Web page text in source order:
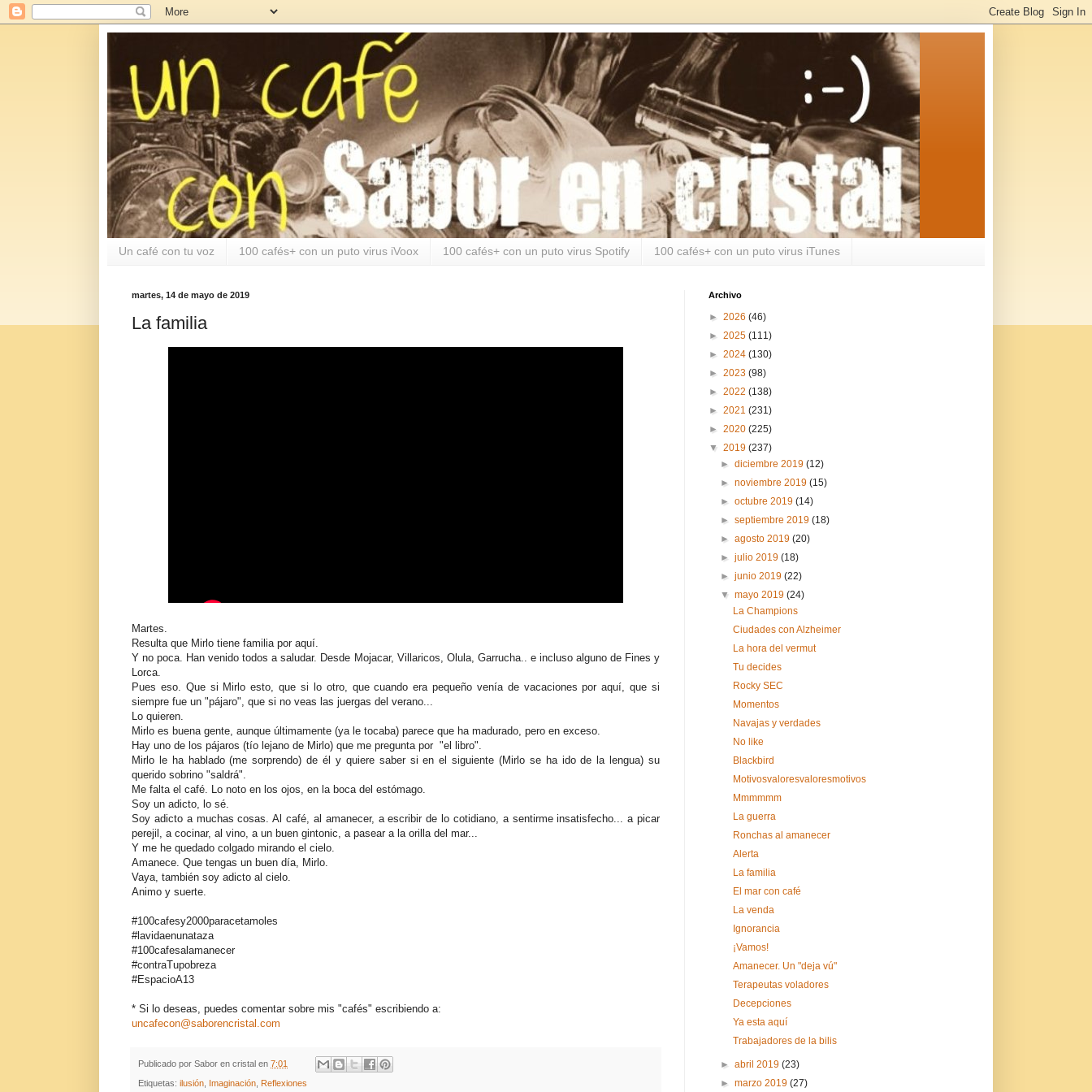
Un café con tu voz 100 cafés+ con un puto virus iVoox 100 cafés+ con un puto virus Spotify 100 cafés+ con un puto virus iTunes
martes, 14 de mayo de 2019
La familia
Martes.
Resulta que Mirlo tiene familia por aquí.
Y no poca. Han venido todos a saludar. Desde Mojacar, Villaricos, Olula, Garrucha.. e incluso alguno de Fines y
Lorca.
Pues eso. Que si Mirlo esto, que si lo otro, que cuando era pequeño venía de vacaciones por aquí, que si
siempre fue un "pájaro", que si no veas las juergas del verano...
Lo quieren.
Mirlo es buena gente, aunque últimamente (ya le tocaba) parece que ha madurado, pero en exceso.
Hay uno de los pájaros (tío lejano de Mirlo) que me pregunta por "el libro".
Mirlo le ha hablado (me sorprendo) de él y quiere saber si en el siguiente (Mirlo se ha ido de la lengua) su
querido sobrino "saldrá".
Me falta el café. Lo noto en los ojos, en la boca del estómago.
Soy un adicto, lo sé.
Soy adicto a muchas cosas. Al café, al amanecer, a escribir de lo cotidiano, a sentirme insatisfecho... a picar
perejil, a cocinar, al vino, a un buen gintonic, a pasear a la orilla del mar...
Y me he quedado colgado mirando el cielo.
Amanece. Que tengas un buen día, Mirlo.
Vaya, también soy adicto al cielo.
Animo y suerte.
#100cafesy2000paracetamoles
#lavidaenunataza
#100cafesalamanecer
#contraTupobreza
#EspacioA13
* Si lo deseas, puedes comentar sobre mis "cafés" escribiendo a:
uncafecon@saborencristal.com
Publicado por Sabor en cristal en 7:01
Etiquetas: ilusión Imaginación Reflexiones
Archivo
► 2026 (46)
► 2025 (111)
► 2024 (130)
► 2023 (98)
► 2022 (138)
► 2021 (231)
► 2020 (225)
▼ 2019 (237)
►diciembre 2019(12)
►noviembre 2019(15)
►octubre 2019(14)
►septiembre 2019(18)
►agosto 2019(20)
►julio 2019(18)
►junio 2019(22)
▼mayo 2019(24)
La Champions
Ciudades con Alzheimer
La hora del vermut
Tu decides
Rocky SEC
Momentos
Navajas y verdades
No like
Blackbird
Motivosvaloresvaloresmotivos
Mmmmmm
La guerra
Ronchas al amanecer
Alerta
La familia
El mar con café
La venda
Ignorancia
¡Vamos!
Amanecer. Un "deja vú"
Terapeutas voladores
Decepciones
Ya esta aquí
Trabajadores de la bilis
►abril 2019(23)
►marzo 2019(27)